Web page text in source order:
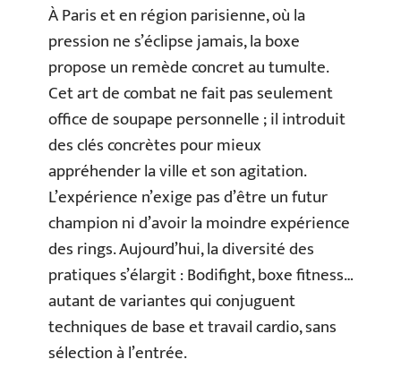
À Paris et en région parisienne, où la
pression ne s’éclipse jamais, la boxe
propose un remède concret au tumulte.
Cet art de combat ne fait pas seulement
office de soupape personnelle ; il introduit
des clés concrètes pour mieux
appréhender la ville et son agitation.
L’expérience n’exige pas d’être un futur
champion ni d’avoir la moindre expérience
des rings. Aujourd’hui, la diversité des
pratiques s’élargit : Bodifight, boxe fitness…
autant de variantes qui conjuguent
techniques de base et travail cardio, sans
sélection à l’entrée.